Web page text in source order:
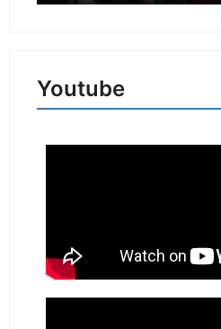
Youtube